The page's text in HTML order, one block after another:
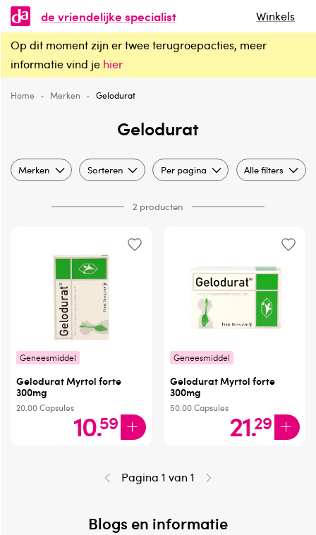
de vriendelijke specialist
Winkels
Op dit moment zijn er twee terugroepacties, meer
informatie vind je hier
Home - Merken - Gelodurat
Gelodurat
Merken Sorteren Per pagina Alle filters
2 producten
Geneesmiddel
Gelodurat Myrtol forte
300mg
20.00Capsules10.59
Geneesmiddel
Gelodurat Myrtol forte
300mg
50.00Capsules21.29
Pagina 1 van 1
Blogs en informatie